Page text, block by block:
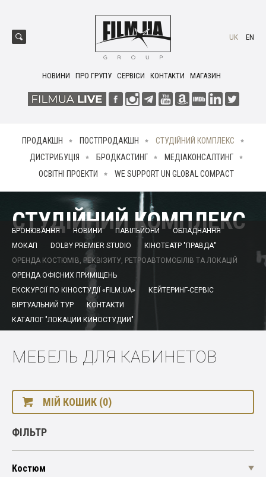
НОВИНИ ПРО ГРУПУ СЕРВІСИ КОНТАКТИ МАГАЗИН
UK EN
ПРОДАКШН ПОСТПРОДАКШН
СТУДІЙНИЙ КОМПЛЕКС
ДИСТРИБУЦІЯ
БРОДКАСТИНГ
МЕДІАКОНСАЛТИНГ
ОСВІТНІ ПРОЕКТИ
WE SUPPORT UN GLOBAL COMPACT
СТУДІЙНИЙ КОМПЛЕКС
БРОНЮВАННЯ НОВИНИ ПАВІЛЬЙОНИ
ОБЛАДНАННЯ
МОКАП
DOLBY PREMIER STUDIO
КІНОТЕАТР "ПРАВДА"
ОРЕНДА КОСТЮМІВ, РЕКВІЗИТУ, РЕТРОАВТОМОБІЛІВ ТА ЛОКАЦІЙ
ОРЕНДА ОФІСНИХ ПРИМІЩЕНЬ
ЕКСКУРСІЇ ПО КІНОСТУДІЇ «FILM.UA»
КЕЙТЕРИНГ-СЕРВІС
ВІРТУАЛЬНИЙ ТУР
КОНТАКТИ
КАТАЛОГ "ЛОКАЦИИ КИНОСТУДИИ"
МЕБЕЛЬ ДЛЯ КАБИНЕТОВ
МІЙ КОШИК (0)
ФІЛЬТР
Костюм